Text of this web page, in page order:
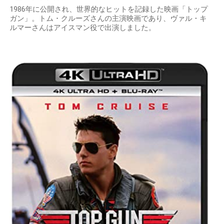
1986年に公開され、世界的なヒットを記録した映画「トップ
ガン」。トム・クルーズさんの主演映画であり、ヴァル・キ
ルマーさんはアイスマン役で出演しました。